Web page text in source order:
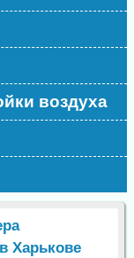
воздуха
Харькове